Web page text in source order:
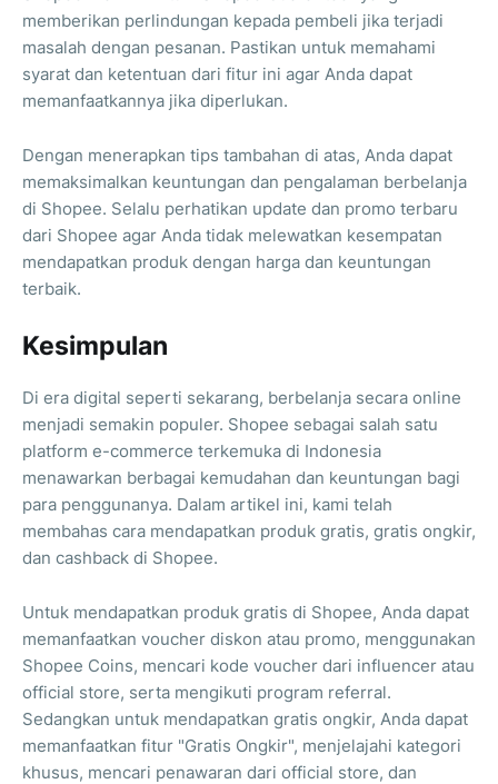
memberikan perlindungan kepada pembeli jika terjadi
masalah dengan pesanan. Pastikan untuk memahami
syarat dan ketentuan dari fitur ini agar Anda dapat
memanfaatkannya jika diperlukan.
Dengan menerapkan tips tambahan di atas, Anda dapat
memaksimalkan keuntungan dan pengalaman berbelanja
di Shopee. Selalu perhatikan update dan promo terbaru
dari Shopee agar Anda tidak melewatkan kesempatan
mendapatkan produk dengan harga dan keuntungan
terbaik.
Kesimpulan
Di era digital seperti sekarang, berbelanja secara online
menjadi semakin populer. Shopee sebagai salah satu
platform e-commerce terkemuka di Indonesia
menawarkan berbagai kemudahan dan keuntungan bagi
para penggunanya. Dalam artikel ini, kami telah
membahas cara mendapatkan produk gratis, gratis ongkir,
dan cashback di Shopee.
Untuk mendapatkan produk gratis di Shopee, Anda dapat
memanfaatkan voucher diskon atau promo, menggunakan
Shopee Coins, mencari kode voucher dari influencer atau
official store, serta mengikuti program referral.
Sedangkan untuk mendapatkan gratis ongkir, Anda dapat
memanfaatkan fitur "Gratis Ongkir", menjelajahi kategori
khusus, mencari penawaran dari official store, dan